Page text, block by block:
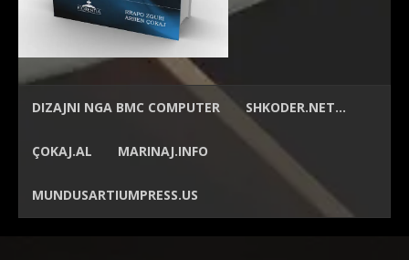
DIZAJNI NGA BMC COMPUTER SHKODER.NET…
ÇOKAJ.AL MARINAJ.INFO
MUNDUSARTIUMPRESS.US